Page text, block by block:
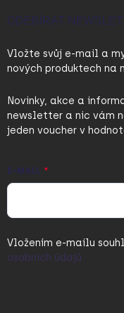
ODEBÍRAT
Vložte svůj e-mail a
nových produktech na
Novinky, akce a
newsletter a nic vám
jeden voucher v
E-MAIL
Vložením e-mailu
osobních údajů